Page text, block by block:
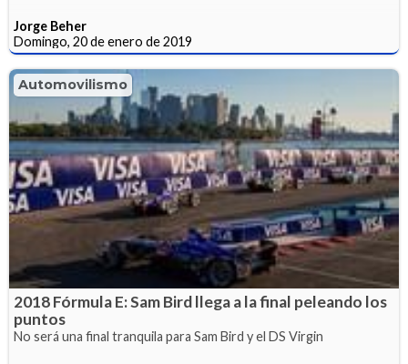
Jorge Beher
Domingo, 20 de enero de 2019
Automovilismo
2018 Fórmula E: Sam Bird llega a la final peleando los
puntos
No será una final tranquila para Sam Bird y el DS Virgin